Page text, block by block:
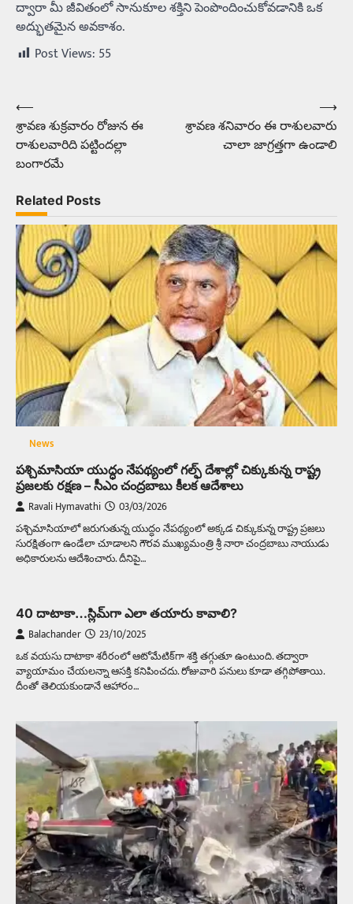
ద్వారా మీ జీవితంలో సానుకూల శక్తిని పెంపొందించుకోవడానికి ఒక
అద్భుతమైన అవకాశం.
Post Views: 55
Post
navigation
⟵
శ్రావణ శుక్రవారం రోజున ఈ
రాశులవారిది పట్టిందల్లా
బంగారమే
శ్రావణ శనివారం ఈ రాశులవారు
చాలా జాగ్రత్తగా ఉండాలి
⟶
Related Posts
News
పశ్చిమాసియా యుద్ధం నేపథ్యంలో గల్ఫ్ దేశాల్లో చిక్కుకున్న రాష్ట్ర
ప్రజలకు రక్షణ – సీఎం చంద్రబాబు కీలక ఆదేశాలు
Ravali Hymavathi 03/03/2026
పశ్చిమాసియాలో జరుగుతున్న యుద్ధం నేపథ్యంలో అక్కడ చిక్కుకున్న రాష్ట్ర ప్రజలు
సురక్షితంగా ఉండేలా చూడాలని గౌరవ ముఖ్యమంత్రి శ్రీ నారా చంద్రబాబు నాయుడు
అధికారులను ఆదేశించారు. దీనిపై…
40 దాటాకా…స్లిమ్‌గా ఎలా తయారు కావాలి?
Balachander 23/10/2025
ఒక వయసు దాటాకా శరీరంలో ఆటోమేటిక్‌గా శక్తి తగ్గుతూ ఉంటుంది. తద్వారా
వ్యాయామం చేయలన్నా ఆసక్తి కనిపించదు. రోజువారి పనులు కూడా తగ్గిపోతాయి.
దీంతో తెలియకుండానే ఆహారం…